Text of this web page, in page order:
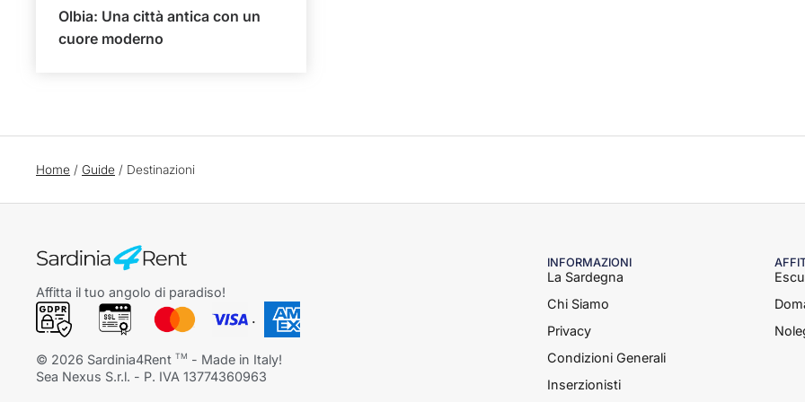
Olbia: Una città antica con un
cuore moderno
Home / Guide / Destinazioni
Affitta il tuo angolo di paradiso!
.
© 2026 Sardinia4Rent TM - Made in Italy!
Sea Nexus S.r.l. - P. IVA 13774360963
INFORMAZIONI
La Sardegna
Chi Siamo
Privacy
Condizioni Generali
Inserzionisti